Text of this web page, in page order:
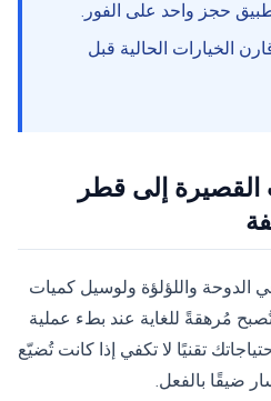
حجز واحد على الفور.
الخيارات الحالية قبل
القصيرة إلى قطر
الدوحة واللؤلؤة ولوسيل كميات
تُصبح مُرهقةً للغاية عند بطء عملية
تقنيًا لا تكفي إذا كانت تُضيّع
ضيقًا بالفعل.